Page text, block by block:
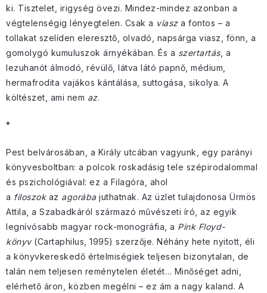
ki. Tisztelet, irigység övezi. Mindez-mindez azonban a
végtelenségig lényegtelen. Csak a viasza fontos – a
tollakat szelíden eleresztő, olvadó, napsárga viasz, fönn, a
gomolygó kumuluszok árnyékában. És a szertartás, a
lezuhanót álmodó, révülő, látva látó papnő, médium,
hermafrodita vajákos kántálása, suttogása, sikolya. A
költészet, ami nem az.
*
Pest belvárosában, a Király utcában vagyunk, egy parányi
könyvesboltban: a polcok roskadásig tele szépirodalommal
és pszichológiával: ez a Filagóra, ahol
a filoszokaz agorábajuthatnak. Az üzlet tulajdonosa Ürmös
Attila, a Szabadkáról származó művészeti író, az egyik
legnívósabb magyar rock-monográfia, a Pink Floyd-
könyv(Cartaphilus, 1995) szerzője. Néhány hete nyitott, éli
a könyvkereskedő értelmiségiek teljesen bizonytalan, de
talán nem teljesen reménytelen életét… Minőséget adni,
elérhető áron, közben megélni – ez ám a nagy kaland. A